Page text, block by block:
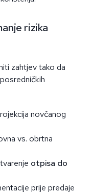
rizika
zahtjev tako da
novčanog
vs. obrtna
otpisa do
prije predaje